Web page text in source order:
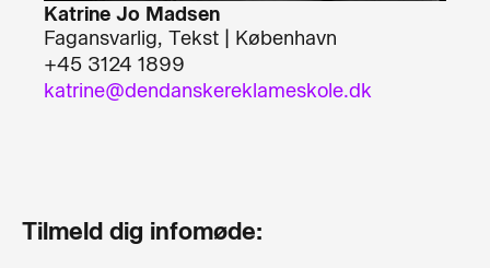
Katrine Jo Madsen
Fagansvarlig, Tekst | København
+45 3124 1899
katrine@dendanskereklameskole.dk
Tilmeld dig infomøde: